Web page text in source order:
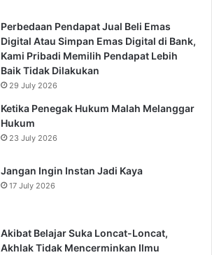
Perbedaan Pendapat Jual Beli Emas
Digital Atau Simpan Emas Digital di Bank,
Kami Pribadi Memilih Pendapat Lebih
Baik Tidak Dilakukan
29 July 2026
Ketika Penegak Hukum Malah Melanggar
Hukum
23 July 2026
Jangan Ingin Instan Jadi Kaya
17 July 2026
Akibat Belajar Suka Loncat-Loncat,
Akhlak Tidak Mencerminkan Ilmu